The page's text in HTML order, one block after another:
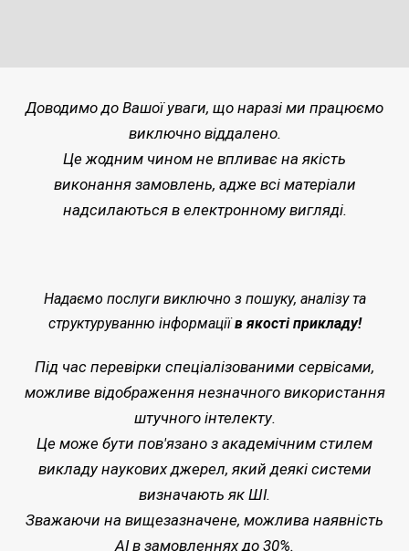
Доводимо до Вашої уваги, що наразі ми працюємо
виключно віддалено.
Це жодним чином не впливає на якість
виконання замовлень, адже всі матеріали
надсилаються в електронному вигляді.
Надаємо послуги виключно з пошуку, аналізу та
структуруванню інформаціїв якості прикладу!
Під час перевірки спеціалізованими сервісами,
можливе відображення незначного використання
штучного інтелекту.
Це може бути пов'язано з академічним стилем
викладу наукових джерел, який деякі системи
визначають як ШІ.
Зважаючи на вищезазначене, можлива наявність
AI в замовленнях до 30%.